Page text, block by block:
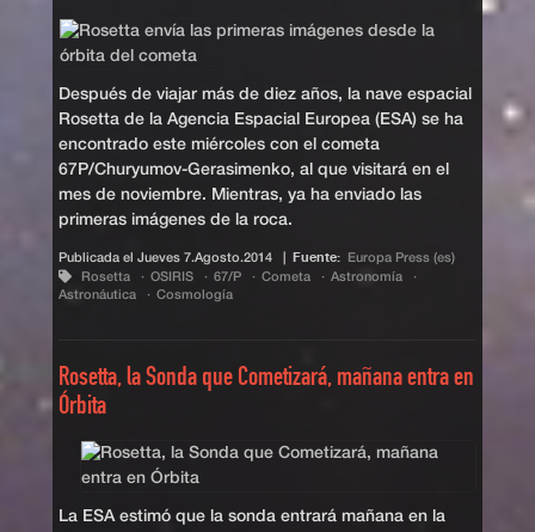
Después de viajar más de diez años, la nave espacial
Rosetta de la Agencia Espacial Europea (ESA) se ha
encontrado este miércoles con el cometa
67P/Churyumov-Gerasimenko, al que visitará en el
mes de noviembre. Mientras, ya ha enviado las
primeras imágenes de la roca.
Publicada el Jueves 7.Agosto.2014 Fuente:
Europa Press (es)
Rosetta
OSIRIS 67/P Cometa
Astronomía
Astronáutica
Cosmología
Rosetta, la Sonda que Cometizará, mañana entra en
Órbita
La ESA estimó que la sonda entrará mañana en la